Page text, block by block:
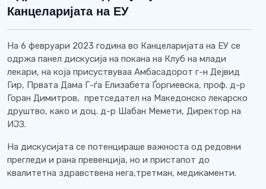
Канцеларијата на ЕУ
На 6 февруари 2023 година во Канцеларијата на ЕУ се
одржа панел дискусија на покана на Клуб на млади
лекари, на која присуствуваа Амбасадорот г-н Дејвид
Гир, Првата Дама Г-ѓа Елизабета Ѓоргиевска, проф. д-р
Горан Димитров, претседател на Македонско лекарско
друштво, како и доц. д-р Шабан Мемети, Директор на
ИЈЗ.
На дискусијата се потенцираше важноста од редовни
прегледи и рана превенција, но и пристапот до
квалитетна здравствена нега,третман, медикаменти.